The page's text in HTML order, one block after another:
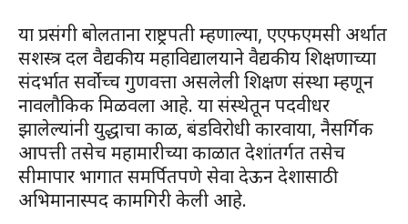
या प्रसंगी बोलताना राष्ट्रपती म्हणाल्या, एएफएमसी अर्थात
सशस्त्र दल वैद्यकीय महाविद्यालयाने वैद्यकीय शिक्षणाच्या
संदर्भात सर्वोच्च गुणवत्ता असलेली शिक्षण संस्था म्हणून
नावलौकिक मिळवला आहे. या संस्थेतून पदवीधर
झालेल्यांनी युद्धाचा काळ, बंडविरोधी कारवाया, नैसर्गिक
आपत्ती तसेच महामारीच्या काळात देशांतर्गत तसेच
सीमापार भागात समर्पितपणे सेवा देऊन देशासाठी
अभिमानास्पद कामगिरी केली आहे.